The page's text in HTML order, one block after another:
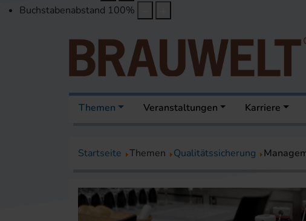
Buchstabenabstand 100%
Themen Veranstaltungen Karriere
Startseite Themen Qualitätssicherung